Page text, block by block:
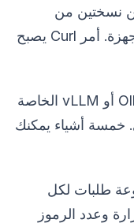
نسختين من
النموذج، وقياس أداء الإنتاجية عبر الأجهزة. أمر Curl يصبح
يتعامل مع نقطة نهاية Ollama أو vLLM الخاصة
خمسة أشياء يمكنك
طلبات لكل
وعدد الرموز